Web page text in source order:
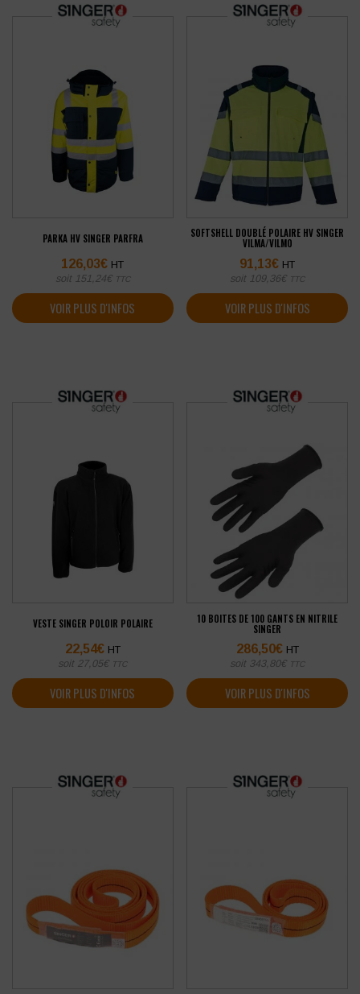
PARKA HV SINGER PARFRA
126,03€ HT
soit 151,24€ TTC
VOIR PLUS D'INFOS
SOFTSHELL DOUBLÉ POLAIRE HV SINGER
VILMA/VILMO
91,13€ HT
soit 109,36€ TTC
VOIR PLUS D'INFOS
VESTE SINGER POLOIR POLAIRE
22,54€ HT
soit 27,05€ TTC
VOIR PLUS D'INFOS
10 BOITES DE 100 GANTS EN NITRILE
SINGER
286,50€ HT
soit 343,80€ TTC
VOIR PLUS D'INFOS